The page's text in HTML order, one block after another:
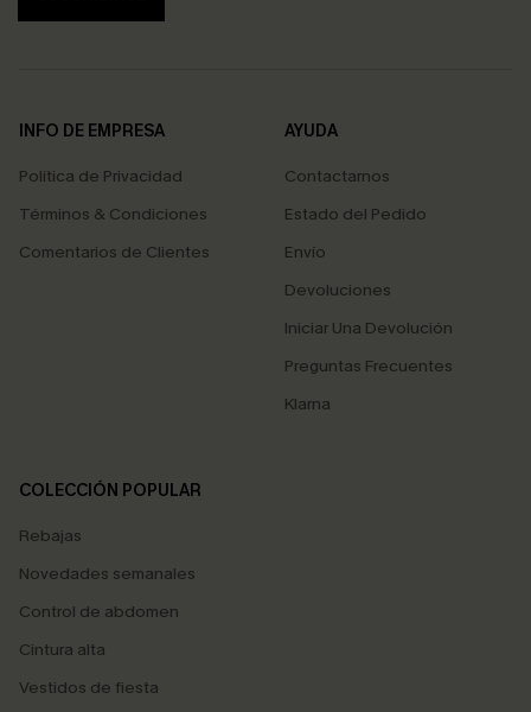
INFO DE EMPRESA
Política de Privacidad
Términos & Condiciones
Comentarios de Clientes
AYUDA
Contactarnos
Estado del Pedido
Envío
Devoluciones
Iniciar Una Devolución
Preguntas Frecuentes
Klarna
COLECCIÓN POPULAR
Rebajas
Novedades semanales
Control de abdomen
Cintura alta
Vestidos de fiesta